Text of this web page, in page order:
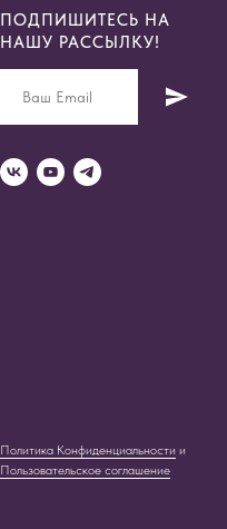
ПОДПИШИТЕСЬ НА
НАШУ РАССЫЛКУ!
Политика Конфиденциальности и
Пользовательское соглашение